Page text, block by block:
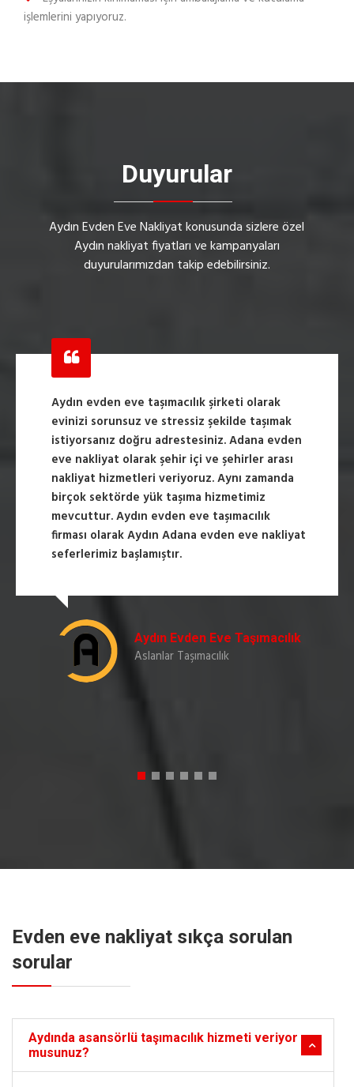
işlemlerini yapıyoruz.
Duyurular
Aydın Evden Eve Nakliyat konusunda sizlere özel
Aydın nakliyat fiyatları ve kampanyaları
duyurularımızdan takip edebilirsiniz.
Aydın evden eve taşımacılık şirketi olarak
evinizi sorunsuz ve stressiz şekilde taşımak
istiyorsanız doğru adrestesiniz. Adana evden
eve nakliyat olarak şehir içi ve şehirler arası
nakliyat hizmetleri veriyoruz. Aynı zamanda
birçok sektörde yük taşıma hizmetimiz
mevcuttur. Aydın evden eve taşımacılık
firması olarak Aydın Adana evden eve nakliyat
seferlerimiz başlamıştır.
Aydın Evden Eve Taşımacılık
Aslanlar Taşımacılık
Evden eve nakliyat sıkça sorulan
sorular
Aydında asansörlü taşımacılık hizmeti veriyor
musunuz?